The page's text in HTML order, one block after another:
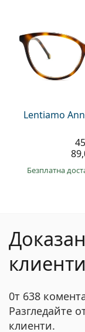
Lentiamo
Безплатна
клиенти
0т 638
Разгледайте
клиенти.